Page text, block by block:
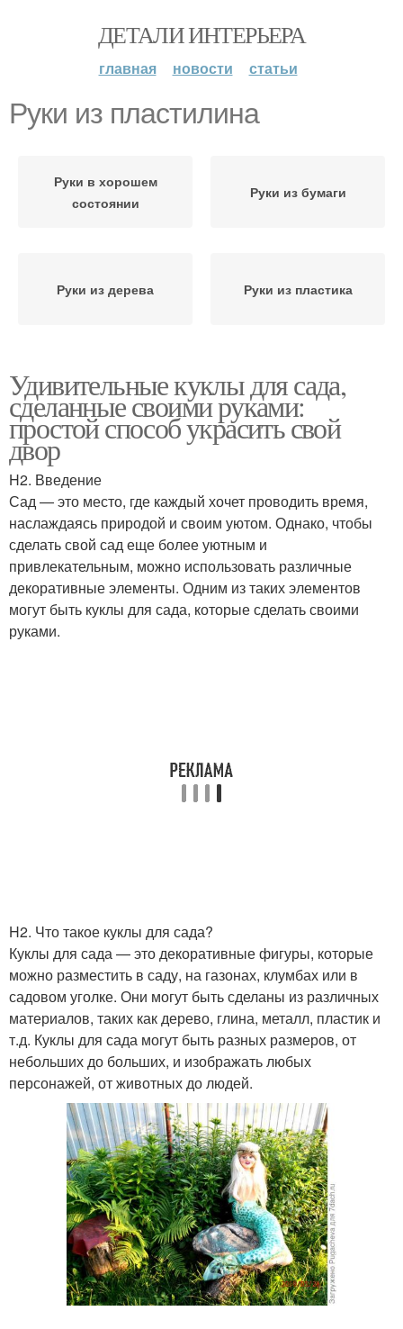
ДЕТАЛИ ИНТЕРЬЕРА
главная новости статьи
Руки из пластилина
Руки в хорошем
состоянии
Руки из бумаги
Руки из дерева Руки из пластика
Удивительные куклы для сада,
сделанные своими руками:
простой способ украсить свой
двор
H2. Введение
Сад — это место, где каждый хочет проводить время,
наслаждаясь природой и своим уютом. Однако, чтобы
сделать свой сад еще более уютным и
привлекательным, можно использовать различные
декоративные элементы. Одним из таких элементов
могут быть куклы для сада, которые сделать своими
руками.
H2. Что такое куклы для сада?
Куклы для сада — это декоративные фигуры, которые
можно разместить в саду, на газонах, клумбах или в
садовом уголке. Они могут быть сделаны из различных
материалов, таких как дерево, глина, металл, пластик и
т.д. Куклы для сада могут быть разных размеров, от
небольших до больших, и изображать любых
персонажей, от животных до людей.